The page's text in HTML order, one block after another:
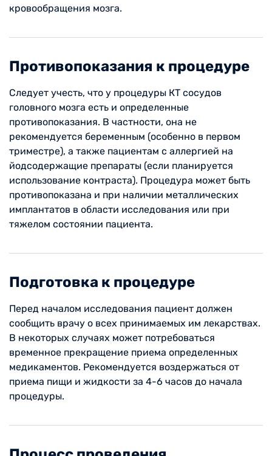
кровообращения мозга.
Противопоказания к процедуре
Следует учесть, что у процедуры КТ сосудов
головного мозга есть и определенные
противопоказания. В частности, она не
рекомендуется беременным (особенно в первом
триместре), а также пациентам с аллергией на
йодсодержащие препараты (если планируется
использование контраста). Процедура может быть
противопоказана и при наличии металлических
имплантатов в области исследования или при
тяжелом состоянии пациента.
Подготовка к процедуре
Перед началом исследования пациент должен
сообщить врачу о всех принимаемых им лекарствах.
В некоторых случаях может потребоваться
временное прекращение приема определенных
медикаментов. Рекомендуется воздержаться от
приема пищи и жидкости за 4-6 часов до начала
процедуры.